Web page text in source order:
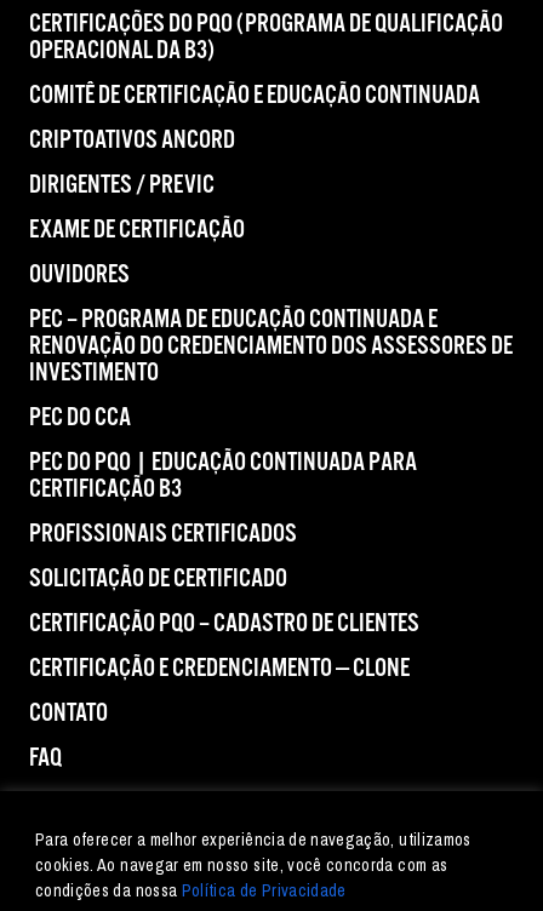
Para oferecer a melhor experiência de navegação, utilizamos
cookies. Ao navegar em nosso site, você concorda com as
condições da nossa Política de Privacidade
CERTIFICAÇÕES DO PQO (PROGRAMA DE QUALIFICAÇÃO
OPERACIONAL DA B3)
COMITÊ DE CERTIFICAÇÃO E EDUCAÇÃO CONTINUADA
CRIPTOATIVOS ANCORD
DIRIGENTES / PREVIC
EXAME DE CERTIFICAÇÃO
OUVIDORES
PEC – PROGRAMA DE EDUCAÇÃO CONTINUADA E
RENOVAÇÃO DO CREDENCIAMENTO DOS ASSESSORES DE
INVESTIMENTO
PEC DO CCA
PEC DO PQO | EDUCAÇÃO CONTINUADA PARA
CERTIFICAÇÃO B3
PROFISSIONAIS CERTIFICADOS
SOLICITAÇÃO DE CERTIFICADO
CERTIFICAÇÃO PQO – CADASTRO DE CLIENTES
CERTIFICAÇÃO E CREDENCIAMENTO — CLONE
CONTATO
FAQ